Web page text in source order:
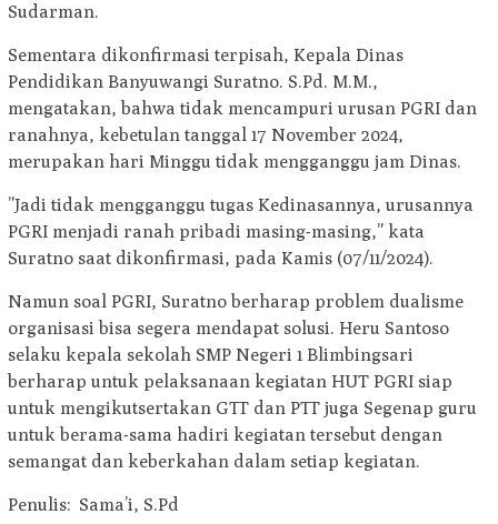
Sudarman.
Sementara dikonfirmasi terpisah, Kepala Dinas
Pendidikan Banyuwangi Suratno. S.Pd. M.M.,
mengatakan, bahwa tidak mencampuri urusan PGRI dan
ranahnya, kebetulan tanggal 17 November 2024,
merupakan hari Minggu tidak mengganggu jam Dinas.
”Jadi tidak mengganggu tugas Kedinasannya, urusannya
PGRI menjadi ranah pribadi masing-masing,” kata
Suratno saat dikonfirmasi, pada Kamis (07/11/2024).
Namun soal PGRI, Suratno berharap problem dualisme
organisasi bisa segera mendapat solusi. Heru Santoso
selaku kepala sekolah SMP Negeri 1 Blimbingsari
berharap untuk pelaksanaan kegiatan HUT PGRI siap
untuk mengikutsertakan GTT dan PTT juga Segenap guru
untuk berama-sama hadiri kegiatan tersebut dengan
semangat dan keberkahan dalam setiap kegiatan.
Penulis: Sama’i, S.Pd